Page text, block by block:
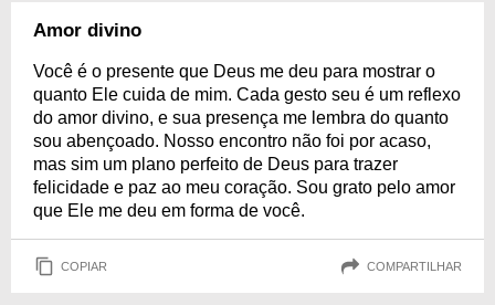
compartilhar a vida! Inspire-se com lindas mensagens de amor e gratidão
Amor divino
Você é o presente que Deus me deu para mostrar o
quanto Ele cuida de mim. Cada gesto seu é um reflexo
do amor divino, e sua presença me lembra do quanto
sou abençoado. Nosso encontro não foi por acaso,
mas sim um plano perfeito de Deus para trazer
felicidade e paz ao meu coração. Sou grato pelo amor
que Ele me deu em forma de você.
COPIAR COMPARTILHAR